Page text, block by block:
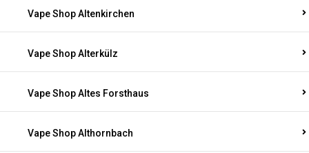
Vape Shop Altenkirchen
Vape Shop Alterkülz
Vape Shop Altes Forsthaus
Vape Shop Althornbach